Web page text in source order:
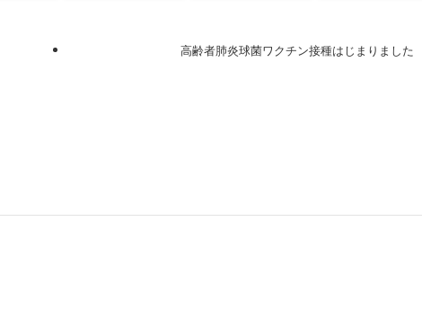
高齢者肺炎球菌ワクチン接種はじまりました